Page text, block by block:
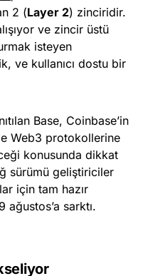
2 (Layer 2) zinciridir.
ve zincir üstü
isteyen
ve kullanıcı dostu bir
Base, Coinbase’in
Web3 protokollerine
konusunda dikkat
sürümü geliştiriciler
için tam hazır
ağustos’a sarktı.